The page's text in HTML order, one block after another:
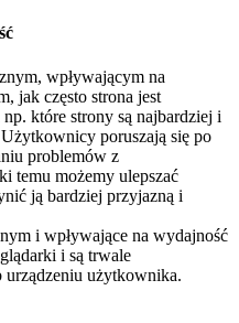
wpływającym na
jak często strona jest
które strony są najbardziej i
poruszają się po
problemów z
temu możemy ulepszać
ją bardziej przyjazną i
i wpływające na wydajność
i są trwale
urządzeniu użytkownika.